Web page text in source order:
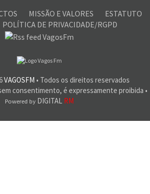
MISSÃO E VALORES
ESTATUTO
POLÍTICA DE PRIVACIDADE/RGPD
VAGOSFM • Todos os direitos reservados
consentimento, é expressamente proibida •
Powered byDIGITAL RM